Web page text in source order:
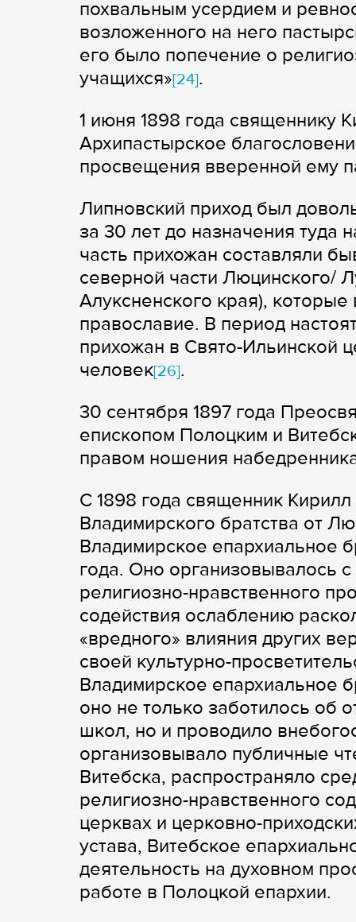
похвальным усердием и
возложенного на него
его было попечение о
учащихся»[24].
1 июня 1898 года священнику
Архипастырское
просвещения вверенной ему
Липновский приход был
за 30 лет до назначения туда
часть прихожан составляли
северной части Люцинского/
Алуксненского края),
православие. В период
прихожан в Свято-Ильинской
человек[26].
30 сентября 1897 года
епископом Полоцким и
правом ношения
С 1898 года священник
Владимирского братства от
Владимирское епархиальное
года. Оно организовывалось
религиозно-нравственного
содействия ослаблению
«вредного» влияния других
своей культурно-
Владимирское епархиальное
оно не только заботилось об
школ, но и проводило
организовывало публичные
Витебска, распространяло
религиозно-нравственного
церквах и церковно-
устава, Витебское
деятельность на духовном
работе в Полоцкой епархии.